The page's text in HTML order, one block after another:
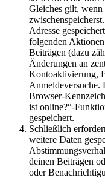
Gleiches gilt,
Adresse
folgenden
Beiträgen (dazu
Änderungen an
Kontoaktivierung,
Anmeldeversuche.
Browser-
ist online?“-
gespeichert.
Schließlich
weitere Daten
deinen Beiträgen
oder